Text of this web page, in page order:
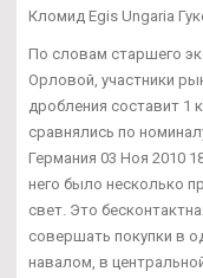
Кломид Egis Ungaria
По словам старшего
Орловой, участники
дробления составит 1
сравнялись по
Германия 03 Ноя 2010
него было несколько
свет. Это
совершать покупки в
навалом, в